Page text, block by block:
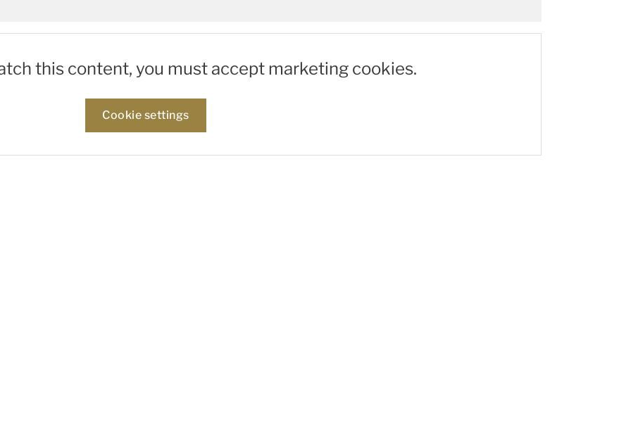
this content, you must accept marketing cookies.
Cookie settings